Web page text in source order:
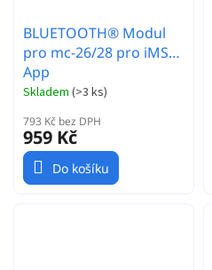
BLUETOOTH® Modul
pro mc-26/28 pro iMSB
App
Skladem (>3 ks)
793 Kč bez DPH
959 Kč
Do košíku